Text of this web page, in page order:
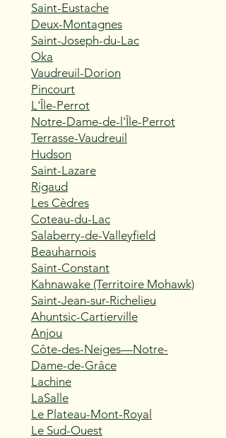
Saint-Eustache
Deux-Montagnes
Saint-Joseph-du-Lac
Oka
Vaudreuil-Dorion
Pincourt
L'Île-Perrot
Notre-Dame-de-l'Île-Perrot
Terrasse-Vaudreuil
Hudson
Saint-Lazare
Rigaud
Les Cèdres
Coteau-du-Lac
Salaberry-de-Valleyfield
Beauharnois
Saint-Constant
Kahnawake (Territoire Mohawk)
Saint-Jean-sur-Richelieu
Ahuntsic-Cartierville
Anjou
Côte-des-Neiges—Notre-
Dame-de-Grâce
Lachine
LaSalle
Le Plateau-Mont-Royal
Le Sud-Ouest